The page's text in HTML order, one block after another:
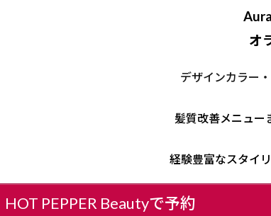
オ
デザインカラー
髪質改善メニュー
経験豊富なスタイ
HOT PEPPER Beautyで予約